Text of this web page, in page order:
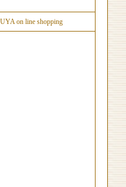
on line shopping